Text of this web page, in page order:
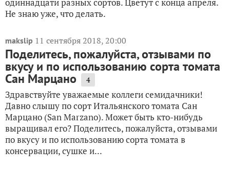
Не знаю уже, что делать.
makslip 11 сентября 2018, 20:00
Поделитесь, пожалуйста, отзывами по
вкусу и по использованию сорта томата
Сан Марцано 4
Здравствуйте уважаемые коллеги семидачники!
Давно слышу по сорт Итальянского томата Сан
Марцано (San Marzano). Может быть кто-нибудь
выращивал его? Поделитесь, пожалуйста, отзывами
по вкусу и по использованию сорта томата в
консервации, сушке и...